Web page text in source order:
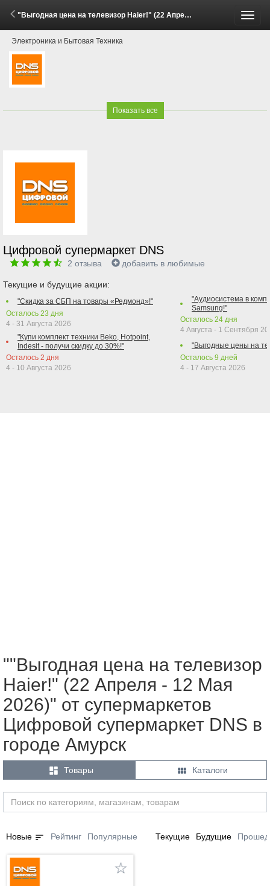
"Выгодная цена на телевизор Haier!" (22 Апреля - 12 Мая 2026)
Электроника и Бытовая Техника
Показать все
Цифровой супермаркет DNS
2 отзыва добавить в любимые
Текущие и будущие акции:
"Скидка за СБП на товары «Редмонд»!"
Осталось 23 дня
4 - 31 Августа 2026
"Купи комплект техники Beko, Hotpoint,
Indesit - получи скидку до 30%!"
Осталось 2 дня
4 - 10 Августа 2026
"Аудиосистема в
Samsung!"
Осталось 24 дня
4 Августа - 1 Сентября
"Выгодные цены на
Осталось 9 дней
4 - 17 Августа 2026
""Выгодная цена на телевизор
Haier!" (22 Апреля - 12 Мая
2026)" от супермаркетов
Цифровой супермаркет DNS в
городе Амурск
 Товары  Каталоги
Новые sort Рейтинг Популярные Текущие Будущие